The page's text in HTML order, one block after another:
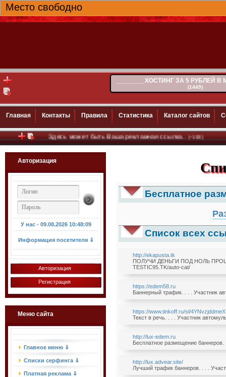
Место свободно
________ХОСТИНГ ЗА 5 РУБЛЕЙ В
(1449)
Главная Контакты Правила Статистика Каталог сайтов
Здесь может быть Ваша рекламная ссылка..(~100)
Авторизация
У нас - 09.08.202610:48:11
Информация посетителя ⇓
Авторизация
Регистрация
Меню сайта
Главное меню ⇓
Списки серфинга ⇓
Платная реклама ⇓
Бесплатное
Список всех
http://ekapusta.tk
ПОЛУЧИ ДЕНЬГИ ПОД НОЛЬ
TESTIC95.TK/auto-cat/
https://edem58.ru
Баннерный трафик. . . . Участник
https://www.tinkoff.ru/sl/4YNvzjddmeX
Текст в речь. . . . Участник
http://lux-edem.ru
Бесплатное размещение баннеров.
http://lux.advear.site/
Лучший трафик баннеров. . . .